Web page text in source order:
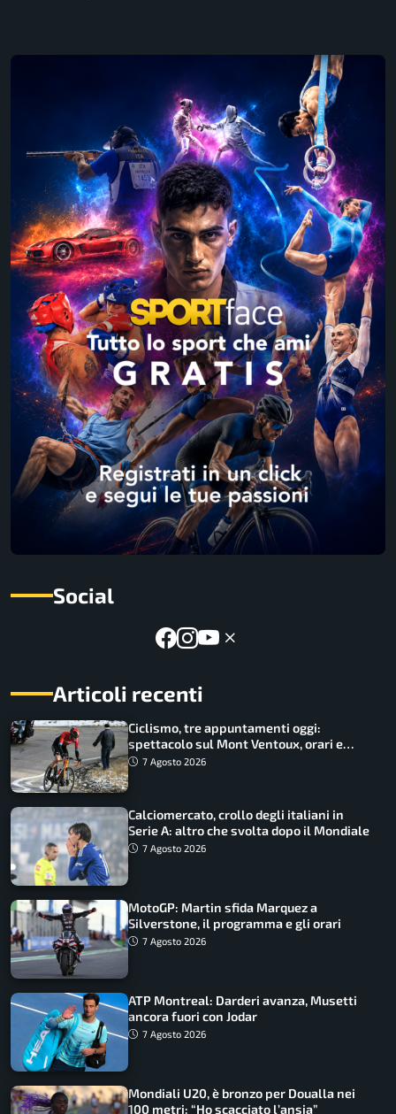
Social
Articoli recenti
Ciclismo, tre appuntamenti oggi:
spettacolo sul Mont Ventoux, orari e
come vederli
7 Agosto 2026
Calciomercato, crollo degli italiani in
Serie A: altro che svolta dopo il Mondiale
7 Agosto 2026
MotoGP: Martin sfida Marquez a
Silverstone, il programma e gli orari
7 Agosto 2026
ATP Montreal: Darderi avanza, Musetti
ancora fuori con Jodar
7 Agosto 2026
Mondiali U20, è bronzo per Doualla nei
100 metri: “Ho scacciato l’ansia”